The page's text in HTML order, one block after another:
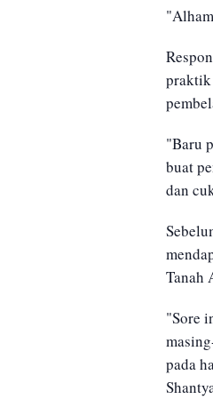
praktik
"Baru
buat
dan
Tanah
"Sore
pada